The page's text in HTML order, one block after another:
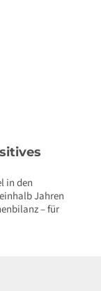
in den
Jahren
– für